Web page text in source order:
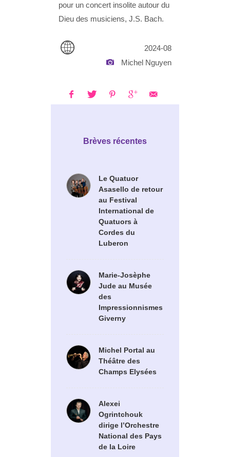
pour un concert insolite autour du
Dieu des musiciens, J.S. Bach.
2024-08
Michel Nguyen
Brèves récentes
Le Quatuor
Asasello de retour
au Festival
International de
Quatuors à
Cordes du
Luberon
Marie-Josèphe
Jude au Musée
des
Impressionnismes
Giverny
Michel Portal au
Théâtre des
Champs Elysées
Alexei
Ogrintchouk
dirige l’Orchestre
National des Pays
de la Loire